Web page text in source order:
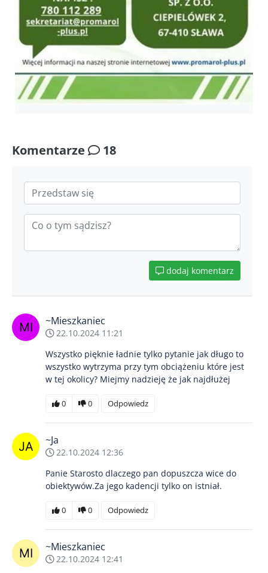
Komentarze 18
dodaj komentarz
~Mieszkaniec
22.10.2024 11:21
Wszystko pięknie ładnie tylko pytanie jak długo to
wszystko wytrzyma przy tym obciążeniu które jest
w tej okolicy? Miejmy nadzieję że jak najdłużej
0 0 Odpowiedz
~Ja
22.10.2024 12:36
Panie Starosto dlaczego pan dopuszcza wice do
obiektywów.Za jego kadencji tylko on istniał.
0 0 Odpowiedz
~Mieszkaniec
22.10.2024 12:41